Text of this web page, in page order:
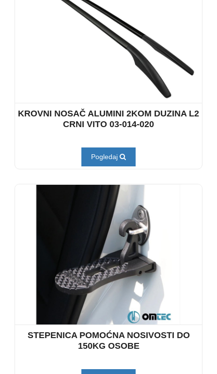
KROVNI NOSAČ ALUMINI 2KOM DUZINA L2
CRNI VITO 03-014-020
Pogledaj
STEPENICA POMOĆNA NOSIVOSTI DO
150KG OSOBE